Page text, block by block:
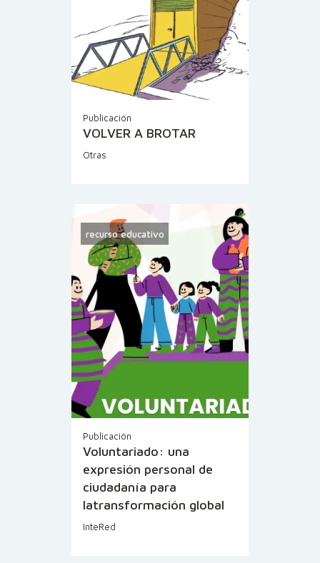
Publicación
VOLVER A BROTAR
Otras
recurso educativo
Publicación
Voluntariado: una
expresión personal de
ciudadanía para
latransformación global
InteRed